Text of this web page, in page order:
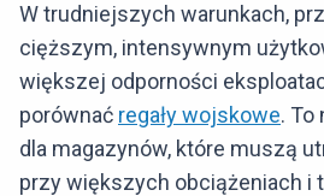
W trudniejszych warunkach,
cięższym, intensywnym
większej odporności
porównać regały wojskowe. To
dla magazynów, które muszą
przy większych obciążeniach i